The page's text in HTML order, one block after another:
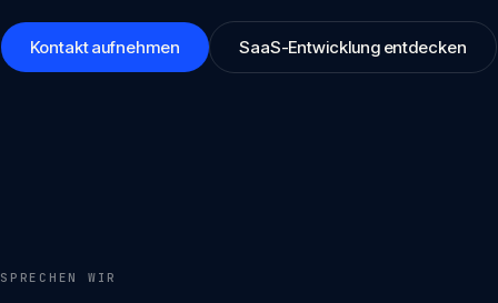
Kontakt aufnehmen SaaS-Entwicklung entdecken
SPRECHEN WIR